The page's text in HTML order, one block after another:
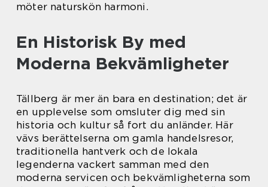
möter naturskön harmoni.
En Historisk By med
Moderna Bekvämligheter
Tällberg är mer än bara en destination; det är
en upplevelse som omsluter dig med sin
historia och kultur så fort du anländer. Här
vävs berättelserna om gamla handelsresor,
traditionella hantverk och de lokala
legenderna vackert samman med den
moderna servicen och bekvämligheterna som